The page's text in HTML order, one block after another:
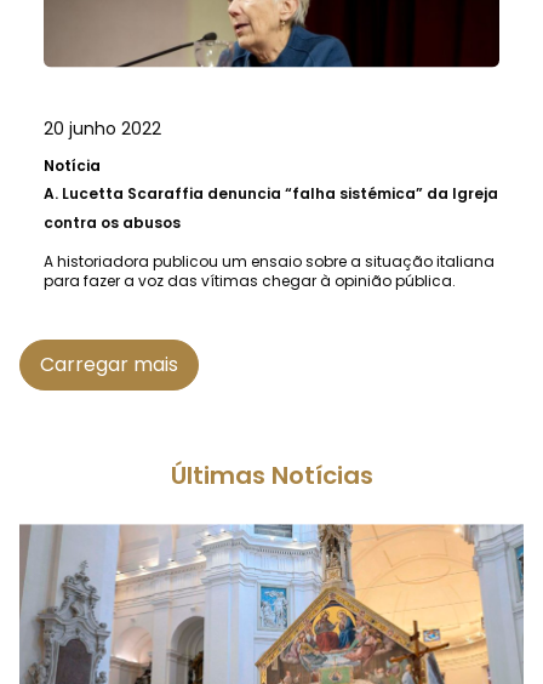
20 junho 2022
Notícia
A. Lucetta Scaraffia denuncia “falha sistémica” da Igreja
contra os abusos
A historiadora publicou um ensaio sobre a situação italiana
para fazer a voz das vítimas chegar à opinião pública.
Carregar mais
Últimas Notícias